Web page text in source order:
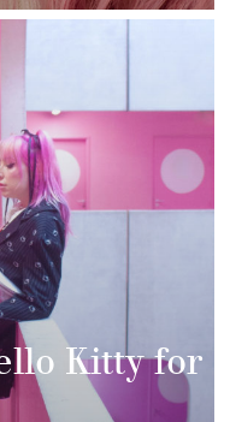
Kitty for